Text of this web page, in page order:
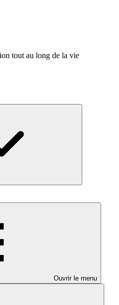
tout au long de la vie
Ouvrir le menu